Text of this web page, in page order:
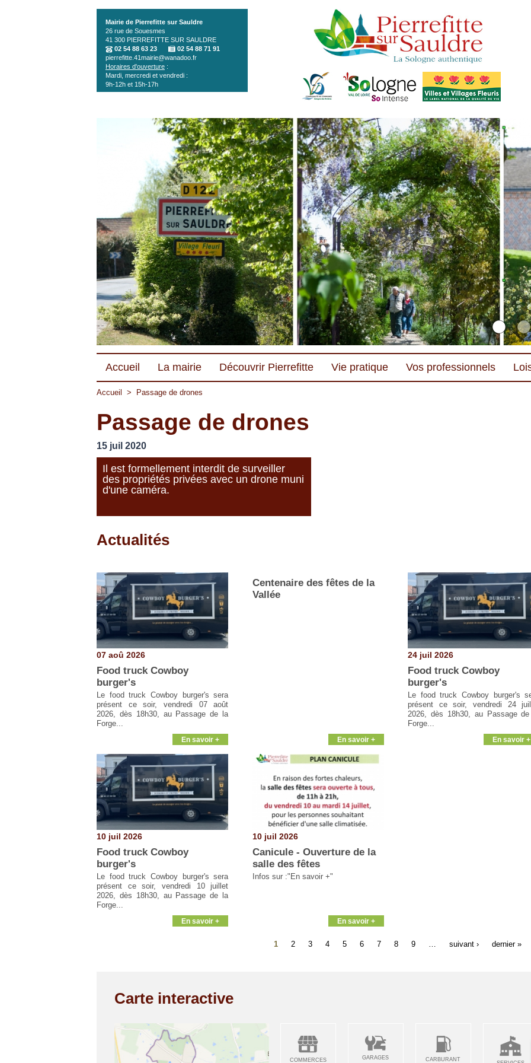
Mairie de Pierrefitte sur Sauldre
26 rue de Souesmes
41 300 PIERREFITTE SUR SAULDRE
02 54 88 63 23
02 54 88 71 91
pierrefitte.41mairie@wanadoo.fr
Horaires d'ouverture :
Mardi, mercredi et vendredi :
9h-12h et 15h-17h
Accueil La mairie Découvrir Pierrefitte Vie pratique Vos professionnels
Accueil > Passage de drones
Passage de drones
15 juil 2020
Il est formellement interdit de surveiller
des propriétés privées avec un drone muni
d'une caméra.
Actualités
07 aoû 2026
Food truck Cowboy
burger's
Le food truck Cowboy burger's sera
présent ce soir, vendredi 07 août
2026, dès 18h30, au Passage de la
Forge...
En savoir +
Centenaire des fêtes de la
Vallée
En savoir +
24 juil 2026
Food truck Cowboy
burger's
Le food truck Cowboy burger's
présent ce soir, vendredi 24
2026, dès 18h30, au Passage
Forge...
En savoir +
10 juil 2026
Food truck Cowboy
burger's
Le food truck Cowboy burger's sera
présent ce soir, vendredi 10 juillet
2026, dès 18h30, au Passage de la
Forge...
En savoir +
10 juil 2026
Canicule - Ouverture de la
salle des fêtes
Infos sur :"En savoir +"
En savoir +
Pages
1 2 3 4 5 6 7 8 9 suivant › dernier »
Carte interactive
COMMERCES GARAGES CARBURANT